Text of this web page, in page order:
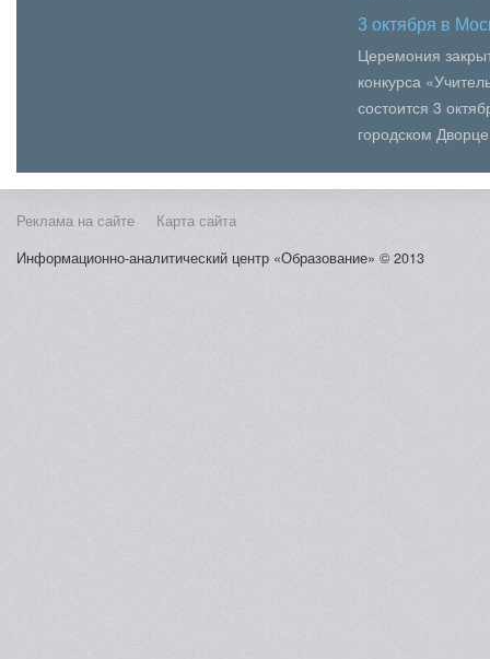
образования,
вузов Москвы.В
3 октября в
Церемония
конкурса
состоится 3
городском
Косыг...
Реклама на сайте
Карта сайта
Информационно-аналитический центр «Образование» © 2013